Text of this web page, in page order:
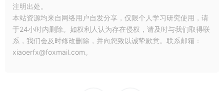
注明出处。
本站资源均来自网络用户自发分享，仅限个人学习研究使用，请
于24小时内删除。如权利人认为存在侵权，请及时与我们取得联
系，我们会及时修改删除，并向您致以诚挚歉意。联系邮箱：
xiaoerfx@foxmail.com。